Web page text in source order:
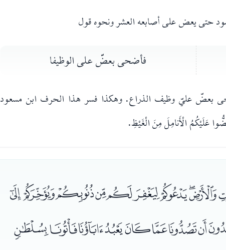
حتى يعض على أصابعه العشر ونحوه قول
فأضحى بعضّ على الوظيفا
بعضّ عليّ وظيف الذراع. وهكذا فسر هذا الحرف ابن مسعود
عَلَيْكُمُ الْأَنامِلَ مِنَ الْغَيْظِ.